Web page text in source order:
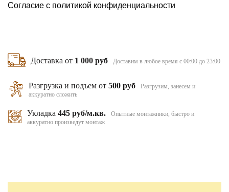
Согласие с политикой конфиденциальности
Доставка от 1 000 руб Доставим в любое время с 00:00 до 23:00
Разгрузка и подъем от500 руб
Разгрузим, занесем и
аккуратно сложить
Укладка 445 руб/м.кв.
Опытные монтажники, быстро и
аккуратно произведут монтаж